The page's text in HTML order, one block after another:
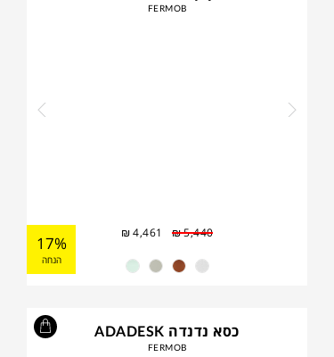
FERMOB
₪5,440
₪4,461
17%
הנחה
כסא נדנדה ADADESK
FERMOB